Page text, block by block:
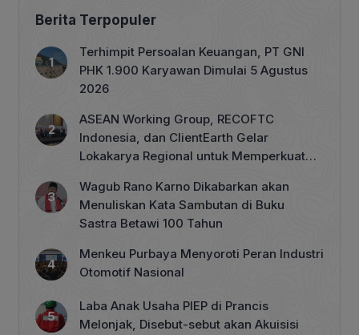
Berita Terpopuler
Terhimpit Persoalan Keuangan, PT GNI
PHK 1.900 Karyawan Dimulai 5 Agustus
2026
ASEAN Working Group, RECOFTC
Indonesia, dan ClientEarth Gelar
Lokakarya Regional untuk Memperkuat
Wagub Rano Karno Dikabarkan akan
Menuliskan Kata Sambutan di Buku
Sastra Betawi 100 Tahun
Menkeu Purbaya Menyoroti Peran Industri
Otomotif Nasional
Laba Anak Usaha PIEP di Prancis
Melonjak, Disebut-sebut akan Akuisisi